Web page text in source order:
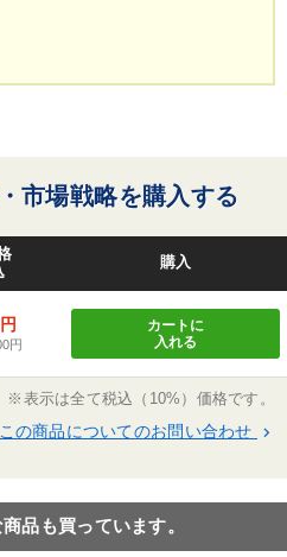
市場戦略を購入する
購入
円
カートに
入れる
※表示は全て税込（10%）価格です。
この商品についてのお問い合わせ keyboard_arrow_right
品も買っています。